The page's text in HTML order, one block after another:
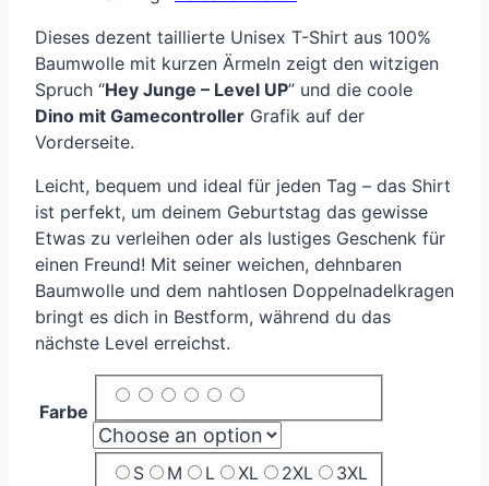
Dieses dezent taillierte Unisex T-Shirt aus 100%
Baumwolle mit kurzen Ärmeln zeigt den witzigen
Spruch “Hey Junge – Level UP” und die coole
Dino mit Gamecontroller Grafik auf der
Vorderseite.
Leicht, bequem und ideal für jeden Tag – das Shirt
ist perfekt, um deinem Geburtstag das gewisse
Etwas zu verleihen oder als lustiges Geschenk für
einen Freund! Mit seiner weichen, dehnbaren
Baumwolle und dem nahtlosen Doppelnadelkragen
bringt es dich in Bestform, während du das
nächste Level erreichst.
Farbe
S M L XL 2XL 3XL